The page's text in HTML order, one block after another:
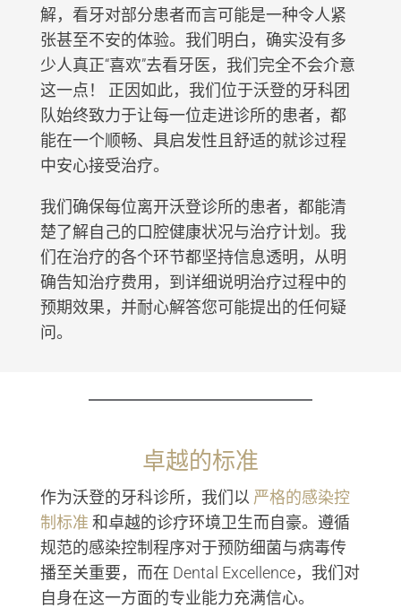
解，看牙对部分患者而言可能是一种令人紧
张甚至不安的体验。我们明白，确实没有多
少人真正“喜欢”去看牙医，我们完全不会介意
这一点！ 正因如此，我们位于沃登的牙科团
队始终致力于让每一位走进诊所的患者，都
能在一个顺畅、具启发性且舒适的就诊过程
中安心接受治疗。
我们确保每位离开沃登诊所的患者，都能清
楚了解自己的口腔健康状况与治疗计划。我
们在治疗的各个环节都坚持信息透明，从明
确告知治疗费用，到详细说明治疗过程中的
预期效果，并耐心解答您可能提出的任何疑
问。
卓越的标准
作为沃登的牙科诊所，我们以 严格的感染控
制标准 和卓越的诊疗环境卫生而自豪。遵循
规范的感染控制程序对于预防细菌与病毒传
播至关重要，而在 Dental Excellence，我们对
自身在这一方面的专业能力充满信心。